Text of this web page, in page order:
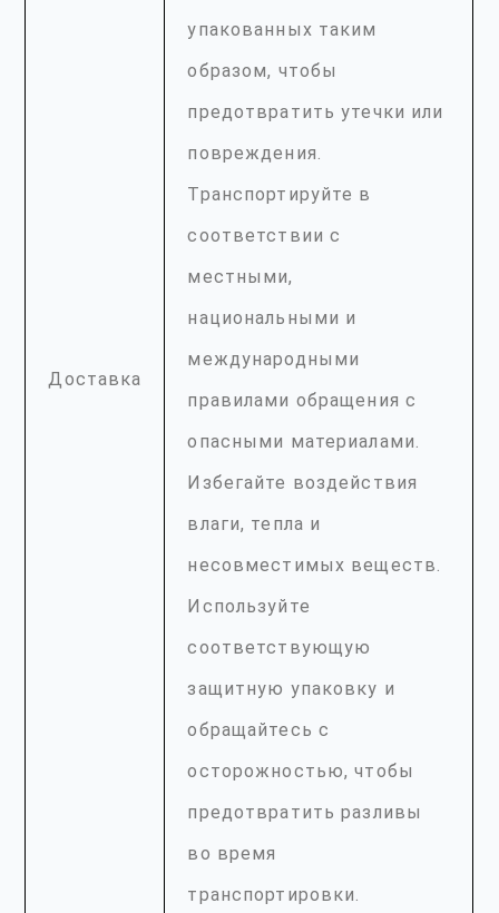
Доставка
упакованных таким
образом, чтобы
предотвратить утечки или
повреждения.
Транспортируйте в
соответствии с
местными,
национальными и
международными
правилами обращения с
опасными материалами.
Избегайте воздействия
влаги, тепла и
несовместимых веществ.
Используйте
соответствующую
защитную упаковку и
обращайтесь с
осторожностью, чтобы
предотвратить разливы
во время
транспортировки.